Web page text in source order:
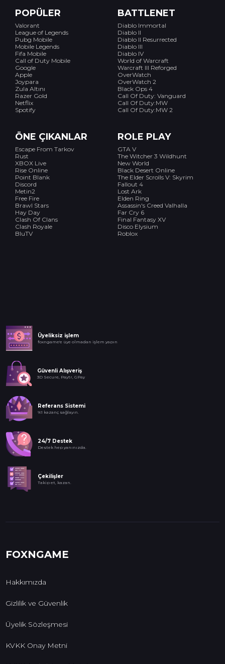
POPÜLER
Valorant
League of Legends
Pubg Mobile
Mobile Legends
Fifa Mobile
Call of Duty Mobile
Google
Apple
Joypara
Zula Altını
Razer Gold
Netflix
Spotify
BATTLENET
Diablo Immortal
Diablo II
Diablo II Resurrected
Diablo III
Diablo IV
World of Warcraft
Warcraft III Reforged
OverWatch
OverWatch 2
Black Ops 4
Call Of Duty: Vanguard
Call Of Duty:MW
Call Of Duty:MW 2
ÖNE ÇIKANLAR
Escape From Tarkov
Rust
XBOX Live
Rise Online
Point Blank
Discord
Metin2
Free Fire
Brawl Stars
Hay Day
Clash Of Clans
Clash Royale
BluTV
ROLE PLAY
GTA V
The Witcher 3 Wildhunt
New World
Black Desert Online
The Elder Scrolls V: Skyrim
Fallout 4
Lost Ark
Elden Ring
Assassin's Creed Valhalla
Far Cry 6
Final Fantasy XV
Disco Elysium
Roblox
Üyeliksiz işlem
foxngame'e üye olmadan işlem yapın
Güvenli Alışveriş
3D Secure, Paytr, GPay
Referans Sistemi
%1 kazanç sağlayın.
24/7 Destek
Destek hep yanınızda.
Çekilişler
Takip et, kazan.
FOXNGAME
Hakkımızda
Gizlilik ve Güvenlik
Üyelik Sözleşmesi
KVKK Onay Metni